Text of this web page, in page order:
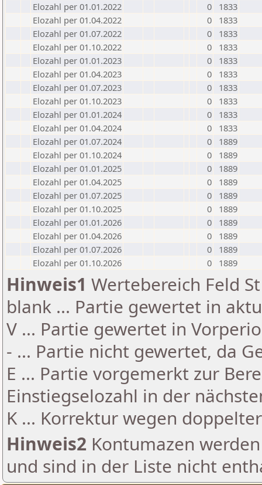
Elozahl per 01.01.2022
0
1833
Elozahl per 01.04.2022
0
1833
Elozahl per 01.07.2022
0
1833
Elozahl per 01.10.2022
0
1833
Elozahl per 01.01.2023
0
1833
Elozahl per 01.04.2023
0
1833
Elozahl per 01.07.2023
0
1833
Elozahl per 01.10.2023
0
1833
Elozahl per 01.01.2024
0
1833
Elozahl per 01.04.2024
0
1833
Elozahl per 01.07.2024
0
1889
Elozahl per 01.10.2024
0
1889
Elozahl per 01.01.2025
0
1889
Elozahl per 01.04.2025
0
1889
Elozahl per 01.07.2025
0
1889
Elozahl per 01.10.2025
0
1889
Elozahl per 01.01.2026
0
1889
Elozahl per 01.04.2026
0
1889
Elozahl per 01.07.2026
0
1889
Elozahl per 01.10.2026
0 1889
Hinweis1 Wertebereich Feld
blank ... Partie gewertet in
V ... Partie gewertet in
- ... Partie nicht gewertet, da
E ... Partie vorgemerkt zur
Einstiegselozahl in der
K ... Korrektur wegen
Hinweis2 Kontumazen
und sind in der Liste nicht